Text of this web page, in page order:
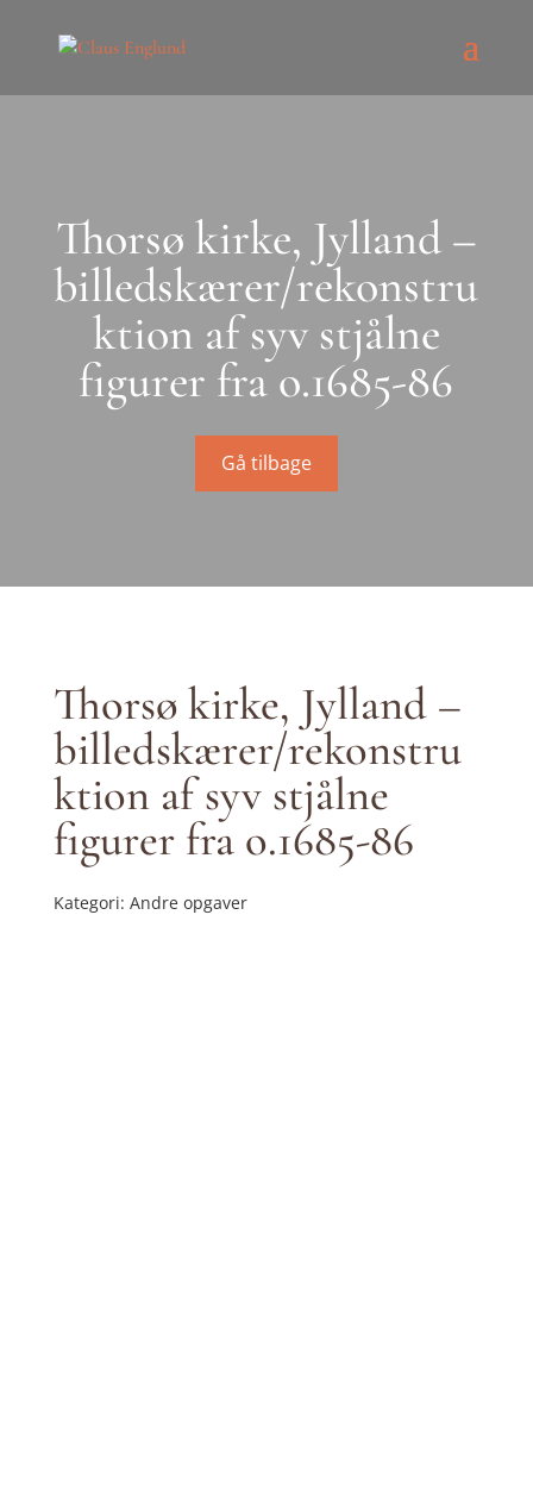
Thorsø kirke, Jylland –
billedskærer/rekonstru
ktion af syv stjålne
figurer fra o.1685-86
Gå tilbage
Thorsø kirke, Jylland –
billedskærer/rekonstru
ktion af syv stjålne
figurer fra o.1685-86
Kategori: Andre opgaver